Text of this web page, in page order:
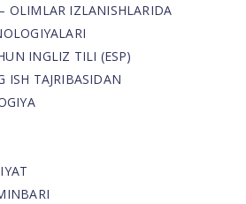
OLIMLAR IZLANISHLARIDA
INGLIZ TILI (ESP)
ISH TAJRIBASIDAN